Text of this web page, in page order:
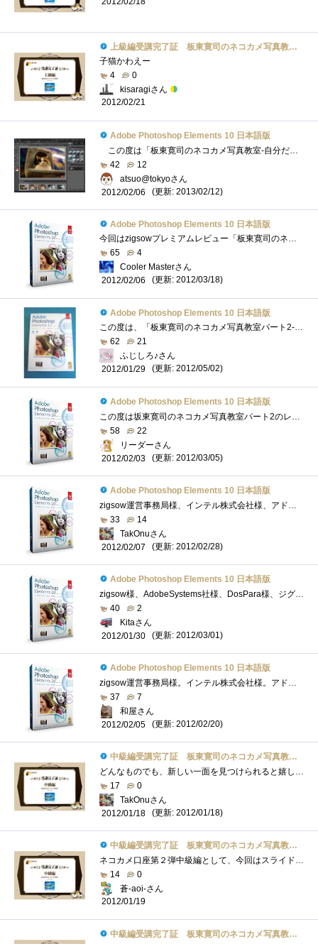
上級編受講完了証 板東寛司のネコカメ写真教室パート2
子猫かわえー
4
0
kisaragiさん
2012/02/21
Adobe Photoshop Elements 10 日本語版
この度は「板東寛司のネコカメ写真教室-自分だけの写真集制作編」に選出いただきありがとうございます。 こちらでは、AdobePhotoshopElements10の�...
42
12
atsuo@tokyoさん
2012/02/06
(更新: 2013/02/12)
Adobe Photoshop Elements 10 日本語版
今回はzigsowプレミアムレビュー「板東寛司のネコカメ写真教室-自分だけの写真集制作編」のレビュアーに選出して頂き、マウスコンピューター「M...
65
4
Cooler Masterさん
2012/02/06
(更新: 2012/03/18)
Adobe Photoshop Elements 10 日本語版
この度は、「板東寛司のネコカメ写真教室パート2-自分だけの写真集制作編」のレビュアーに選出いただき、zigsow様及びインテル株式会社様、株式...
62
21
ふじしろ♪さん
2012/01/29
(更新: 2012/05/02)
Adobe Photoshop Elements 10 日本語版
この度は坂東寛司のネコカメ写真教室パート2のレビュアーに選出いただきzigsow様及びインテル株式会社様ほか関係各社様に厚く御礼申し上げます�...
58
22
リーダーさん
2012/02/03
(更新: 2012/03/05)
Adobe Photoshop Elements 10 日本語版
zigsow運営事務局様、インテル株式会社様、アドビシステムズ株式会社様、この度は、プレミアムレビュー「板東寛司のネコカメ写真教室-自分だけ�...
33
14
TakOnuさん
2012/02/07
(更新: 2012/02/28)
Adobe Photoshop Elements 10 日本語版
zigsow様、AdobeSystems社様、DosPara様、ジグソープレミアムレビュー「板東寛司のネコカメ写真教室」レビューアーに選出頂き有難うございます。【感�...
40
2
Kitaさん
2012/01/30
(更新: 2012/03/01)
Adobe Photoshop Elements 10 日本語版
zigsow運営事務局様。インテル株式会社様。アドビシステムズ株式会社様。この度は、プレミアムレビュー「板東寛司のネコカメ写真教室-自分だけ�...
37
7
和屋さん
2012/02/05
(更新: 2012/02/20)
中級編受講完了証 板東寛司のネコカメ写真教室パート2
どんなものでも、新しい一面を見つけられると嬉しいもの。それが、好きなものならなおさら。恋人でも猫でもPCでも(笑)こんにちは、TakOnuです。�...
17
0
TakOnuさん
2012/01/18
(更新: 2012/01/18)
中級編受講完了証 板東寛司のネコカメ写真教室パート2
ネコカメ口座第２弾中級編として、今回はスライドショーまでを解説して頂いています。前回、初級編では物足りない感がありましたが、今回は�...
14
0
蒼-aoi-さん
2012/01/19
中級編受講完了証 板東寛司のネコカメ写真教室パート2